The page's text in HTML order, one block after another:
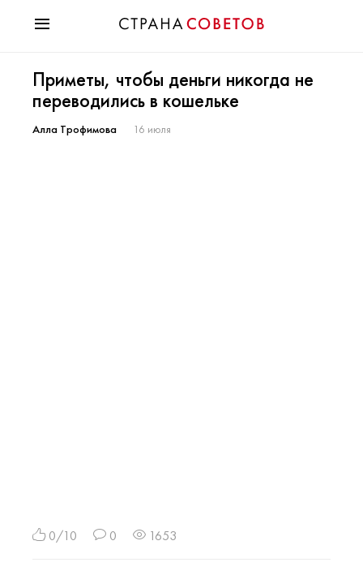
Мода
Звезды
Гороскопы
Приметы, чтобы деньги никогда не
переводились в кошельке
Алла Трофимова 16 июля
0/10 0 1653